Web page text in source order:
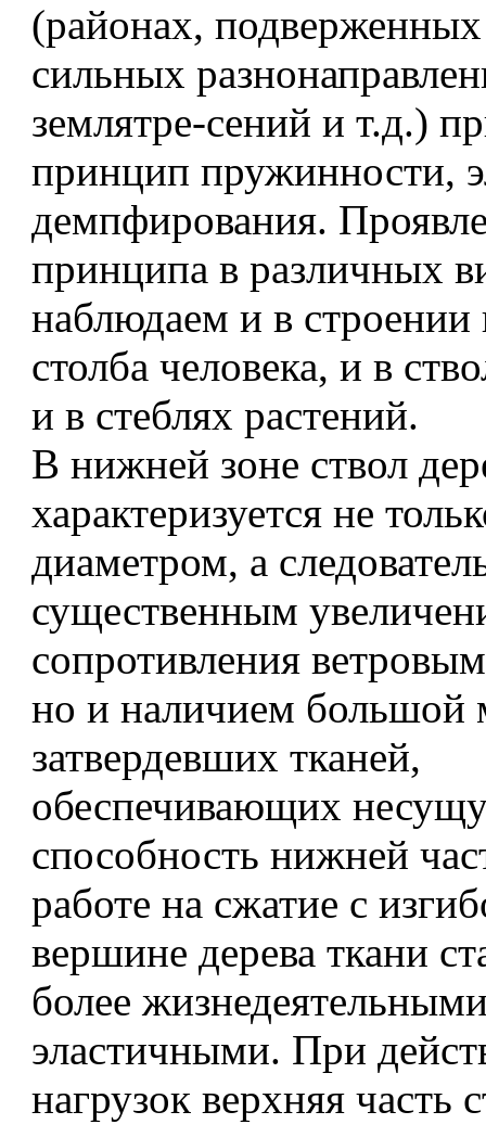
(районах,
сильных
землятре-сений и т.д.)
принцип пружинности,
демпфирования.
принципа в различных
наблюдаем и в строении
столба человека, и в
и в стеблях растений.
В нижней зоне ствол
характеризуется не
диаметром, а
существенным
сопротивления
но и наличием большой
затвердевших тканей,
обеспечивающих
способность нижней
работе на сжатие с
вершине дерева ткани
более
эластичными. При
нагрузок верхняя часть